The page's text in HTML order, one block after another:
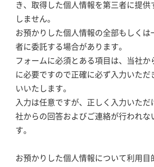
き、取得した個人情報を第三者に提供
しません。
お預かりした個人情報の全部もしくは
者に委託する場合があります。
フォームに必須とある項目は、当社か
に必要ですので正確に必ず入力いただ
いいたします。
入力は任意ですが、正しく入力いただ
社からの回答およびご連絡が行われな
す。
お預かりした個人情報について利用目